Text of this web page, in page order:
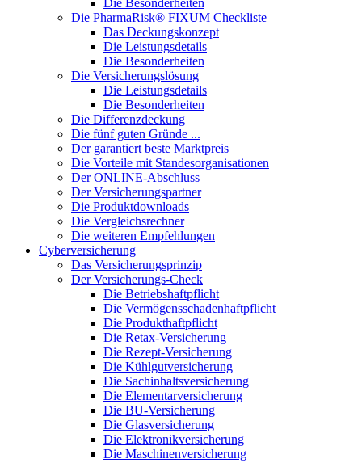
Die Besonderheiten
Die PharmaRisk® FIXUM Checkliste
Das Deckungskonzept
Die Leistungsdetails
Die Besonderheiten
Die Versicherungslösung
Die Leistungsdetails
Die Besonderheiten
Die Differenzdeckung
Die fünf guten Gründe ...
Der garantiert beste Marktpreis
Die Vorteile mit Standesorganisationen
Der ONLINE-Abschluss
Der Versicherungspartner
Die Produktdownloads
Die Vergleichsrechner
Die weiteren Empfehlungen
Cyberversicherung
Das Versicherungsprinzip
Der Versicherungs-Check
Die Betriebshaftpflicht
Die Vermögensschadenhaftpflicht
Die Produkthaftpflicht
Die Retax-Versicherung
Die Rezept-Versicherung
Die Kühlgutversicherung
Die Sachinhaltsversicherung
Die Elementarversicherung
Die BU-Versicherung
Die Glasversicherung
Die Elektronikversicherung
Die Maschinenversicherung